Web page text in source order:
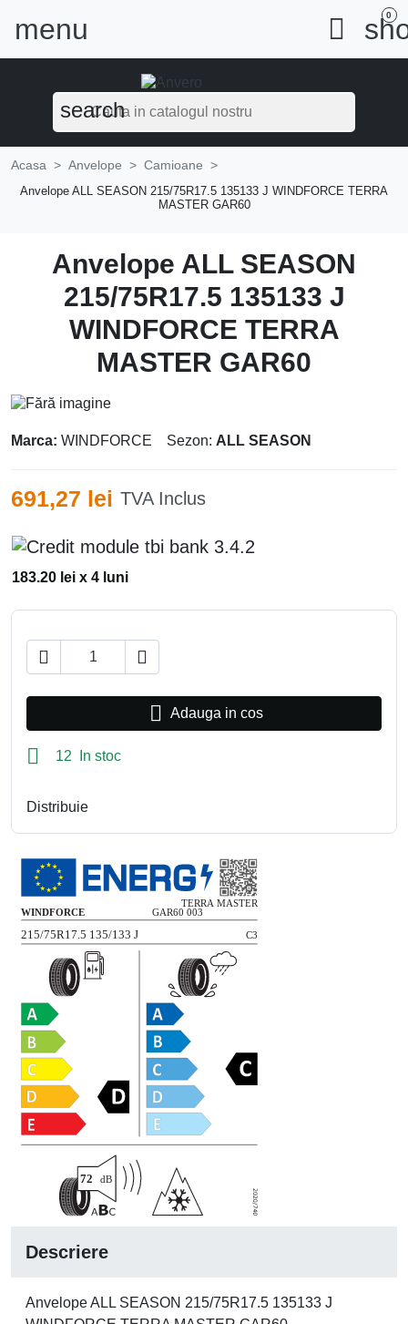
menu  0
search
Acasa Anvelope Camioane
Anvelope ALL SEASON 215/75R17.5 135133 J WINDFORCE TERRA
MASTER GAR60
Anvelope ALL SEASON
215/75R17.5 135133 J
WINDFORCE TERRA
MASTER GAR60
Marca: WINDFORCE Sezon: ALL SEASON
691,27 lei TVA Inclus
183.20 lei x 4 luni
 
 Adauga in cos
 12 In stoc
Distribuie
Descriere
Anvelope ALL SEASON 215/75R17.5 135133 J